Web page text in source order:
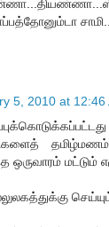
5, 2010 at 12:46
ஒருவாரம் மட்டும்